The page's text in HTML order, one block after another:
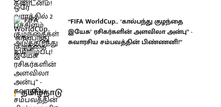
“FIFA WorldCup.. ‘கால்பந்து குழந்தை
இயேசு’ ரசிகர்களின் அளவிலா அன்பு” -
சுவாரசிய சம்பவத்தின் பிண்ணனி!”
தமிழ்நாடு